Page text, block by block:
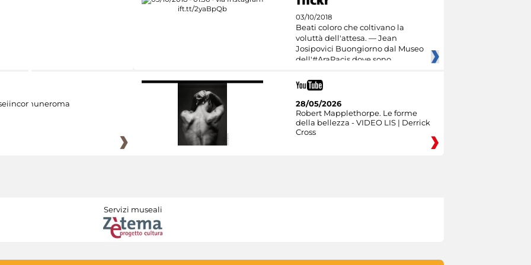
03/10/2018
Beati coloro che coltivano la
voluttà dell'attesa. — Jean
Josipovici Buongiorno dal Museo
dell'#AraPacis dove sono
28/05/2026
Robert Mapplethorpe. Le forme
della bellezza - VIDEO LIS | Derrick
Cross
Servizi museali